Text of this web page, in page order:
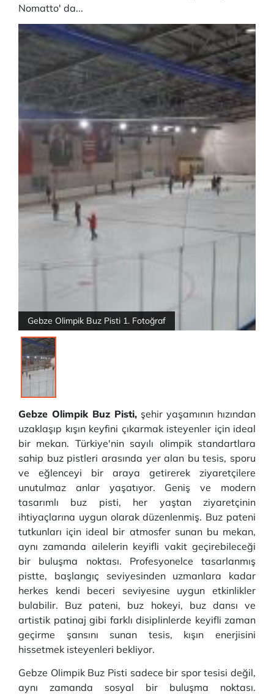
Nomatto' da...
Gebze Olimpik Buz Pisti 1. Fotoğraf
Gebze Olimpik Buz Pisti, şehir yaşamının hızından
uzaklaşıp kışın keyfini çıkarmak isteyenler için ideal
bir mekan. Türkiye'nin sayılı olimpik standartlara
sahip buz pistleri arasında yer alan bu tesis, sporu
ve eğlenceyi bir araya getirerek ziyaretçilere
unutulmaz anlar yaşatıyor. Geniş ve modern
tasarımlı buz pisti, her yaştan ziyaretçinin
ihtiyaçlarına uygun olarak düzenlenmiş. Buz pateni
tutkunları için ideal bir atmosfer sunan bu mekan,
aynı zamanda ailelerin keyifli vakit geçirebileceği
bir buluşma noktası. Profesyonelce tasarlanmış
pistte, başlangıç seviyesinden uzmanlara kadar
herkes kendi beceri seviyesine uygun etkinlikler
bulabilir. Buz pateni, buz hokeyi, buz dansı ve
artistik patinaj gibi farklı disiplinlerde keyifli zaman
geçirme şansını sunan tesis, kışın enerjisini
hissetmek isteyenleri bekliyor.
Gebze Olimpik Buz Pisti sadece bir spor tesisi değil,
aynı zamanda sosyal bir buluşma noktası.